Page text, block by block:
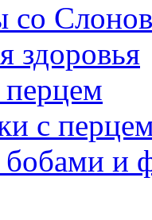
со
здоровья
с
бобами и